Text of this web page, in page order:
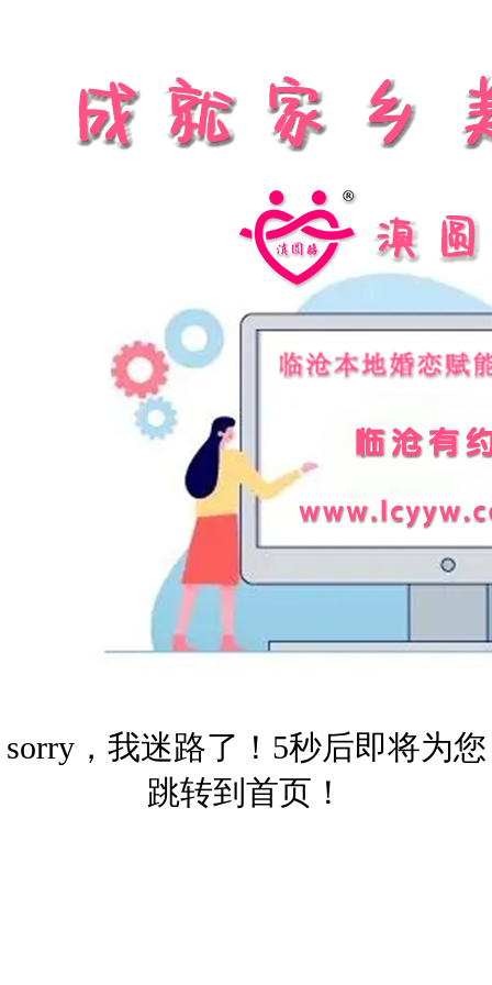
sorry，我迷路了！5秒后即将为您
跳转到首页！